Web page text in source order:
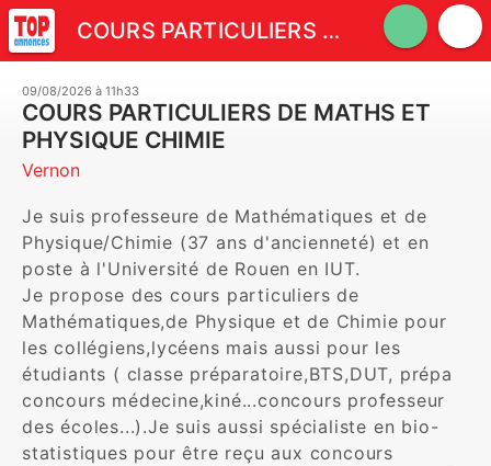
COURS PARTICULIERS DE MATHS ET PHYSIQUE CHIMIE
09/08/2026 à 11h33
COURS PARTICULIERS DE MATHS ET
PHYSIQUE CHIMIE
Vernon
Je suis professeure de Mathématiques et de
Physique/Chimie (37 ans d'ancienneté) et en
poste à l'Université de Rouen en IUT.
Je propose des cours particuliers de
Mathématiques,de Physique et de Chimie pour
les collégiens,lycéens mais aussi pour les
étudiants ( classe préparatoire,BTS,DUT, prépa
concours médecine,kiné...concours professeur
des écoles...).Je suis aussi spécialiste en bio-
statistiques pour être reçu aux concours